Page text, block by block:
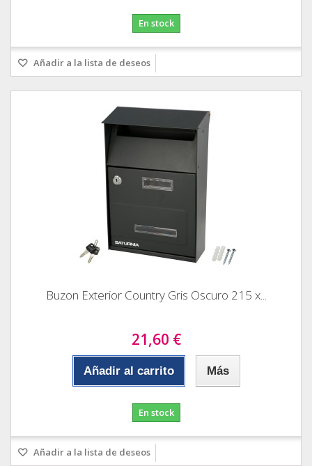
En stock
Añadir a la lista de deseos
Buzon Exterior Country Gris Oscuro 215 x...
21,60 €
Añadir al carrito Más
En stock
Añadir a la lista de deseos